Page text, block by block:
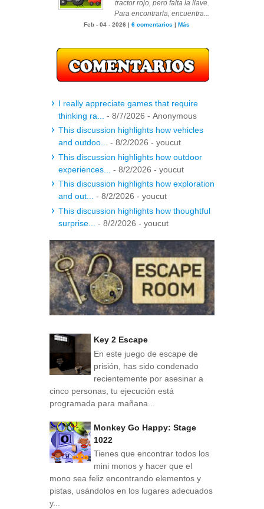
tractor rojo, pero falta la llave.
Para encontrarla, encuentra...
Feb - 04 - 2026 | 6 comentarios | Más
I really appreciate games that require
thinking ra...
- 8/7/2026 - Anonymous
This discussion highlights how vehicles
and outdoo...
- 8/2/2026 - youcut
This discussion highlights how outdoor
experiences...
- 8/2/2026 - youcut
This discussion highlights how exploration
and out...
- 8/2/2026 - youcut
This discussion highlights how thoughtful
surprise...
- 8/2/2026 - youcut
Key 2 Escape
En este juego de escape de
prisión, has sido condenado
recientemente por asesinar a
cinco personas, tu ejecución está
programada para mañana...
Monkey Go Happy: Stage
1022
Tienes que encontrar todos los
mini monos y hacer que el
mono sea feliz encontrando elementos y
pistas, usándolos en los lugares adecuados
y...